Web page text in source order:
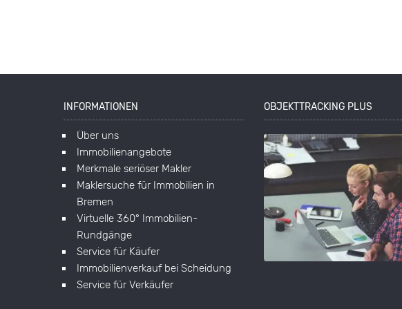
INFORMATIONEN
Über uns
Immobilienangebote
Merkmale seriöser Makler
Maklersuche für Immobilien in
Bremen
Virtuelle 360° Immobilien-
Rundgänge
Service für Käufer
Immobilienverkauf bei Scheidung
Service für Verkäufer
OBJEKTTRACKING PLUS